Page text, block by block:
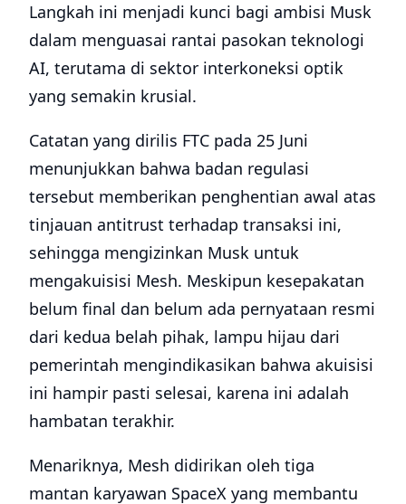
Langkah ini menjadi kunci bagi ambisi Musk
dalam menguasai rantai pasokan teknologi
AI, terutama di sektor interkoneksi optik
yang semakin krusial.
Catatan yang dirilis FTC pada 25 Juni
menunjukkan bahwa badan regulasi
tersebut memberikan penghentian awal atas
tinjauan antitrust terhadap transaksi ini,
sehingga mengizinkan Musk untuk
mengakuisisi Mesh. Meskipun kesepakatan
belum final dan belum ada pernyataan resmi
dari kedua belah pihak, lampu hijau dari
pemerintah mengindikasikan bahwa akuisisi
ini hampir pasti selesai, karena ini adalah
hambatan terakhir.
Menariknya, Mesh didirikan oleh tiga
mantan karyawan SpaceX yang membantu